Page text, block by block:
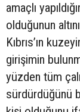
amaçlı
olduğunun
Kıbrıs’ın
girişimin
yüzden tüm
sürdürdüğünü